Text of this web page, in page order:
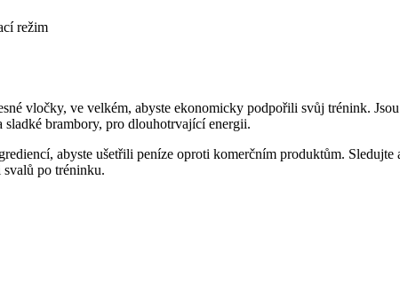
režim
vločky, ve velkém, abyste ekonomicky podpořili svůj trénink.
brambory, pro dlouhotrvající energii.
abyste ušetřili peníze oproti komerčním produktům.
svalů po tréninku.